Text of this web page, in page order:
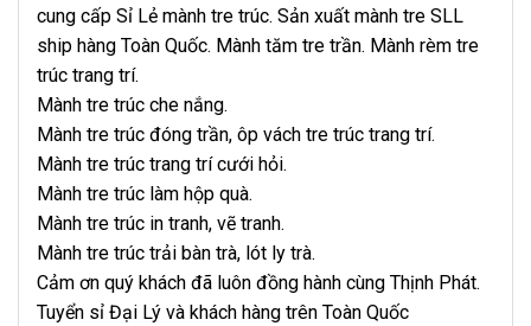
cung cấp Sỉ Lẻ mành tre trúc. Sản xuất mành tre SLL
ship hàng Toàn Quốc. Mành tăm tre trần. Mành rèm tre
trúc trang trí.
Mành tre trúc che nắng.
Mành tre trúc đóng trần, ôp vách tre trúc trang trí.
Mành tre trúc trang trí cưới hỏi.
Mành tre trúc làm hộp quà.
Mành tre trúc in tranh, vẽ tranh.
Mành tre trúc trải bàn trà, lót ly trà.
Cảm ơn quý khách đã luôn đồng hành cùng Thịnh Phát.
Tuyển sỉ Đại Lý và khách hàng trên Toàn Quốc